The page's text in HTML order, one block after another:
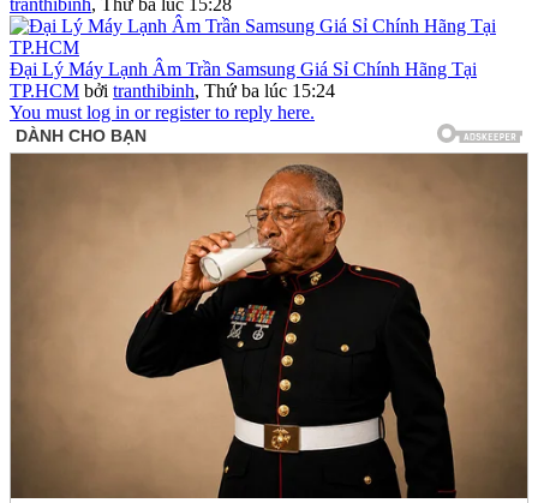
tranthibinh, Thứ ba lúc 15:28
Đại Lý Máy Lạnh Âm Trần Samsung Giá Sỉ Chính Hãng Tại
TP.HCM bởi tranthibinh, Thứ ba lúc 15:24
You must log in or register to reply here.